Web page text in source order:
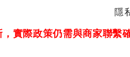
隱
實際政策仍需與商家聯繫確